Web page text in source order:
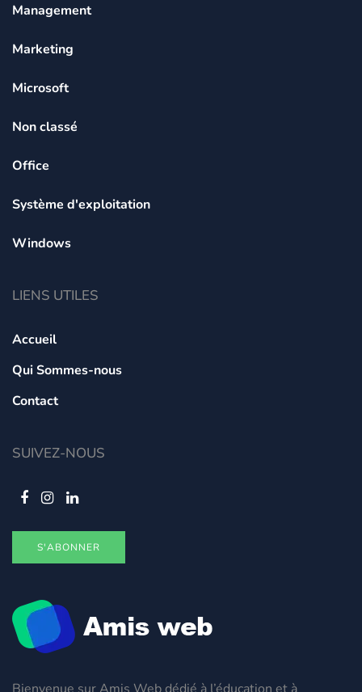
Bienvenue sur Amis Web dédié à l’éducation et à
Management
Marketing
Microsoft
Non classé
Office
Système d'exploitation
Windows
LIENS UTILES
Accueil
Qui Sommes-nous
Contact
SUIVEZ-NOUS
S'ABONNER